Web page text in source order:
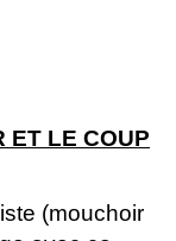
ET LE COUP
(mouchoir